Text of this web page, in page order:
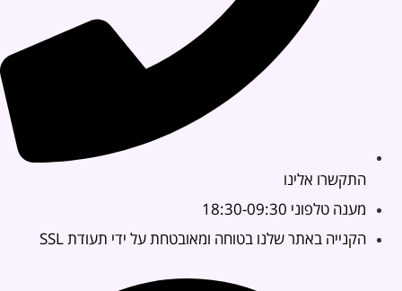
התקשרו אלינו
מענה טלפוני 18:30-09:30
הקנייה באתר שלנו בטוחה ומאובטחת על ידי תעודת SSL